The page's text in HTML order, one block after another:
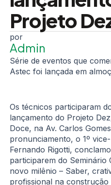
Projeto
Admin
Série de eventos que
Astec foi lançada em
Os técnicos participaram
lançamento do Projeto
Doce, na Av. Carlos
pronunciamento, o 1º
Fernando Rigotti,
participarem do Seminário
novo milênio – Saber,
profissional na